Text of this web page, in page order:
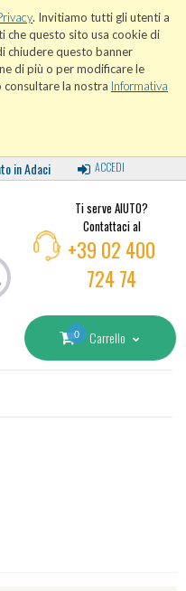
. Invitiamo tutti gli utenti a
che questo sito usa cookie di
chiudere questo banner
di più o per modificare le
la nostra Informativa
in Adaci ACCEDI
Ti serve AIUTO?
Contattaci al
+39 02 400
724 74
0 Carrello